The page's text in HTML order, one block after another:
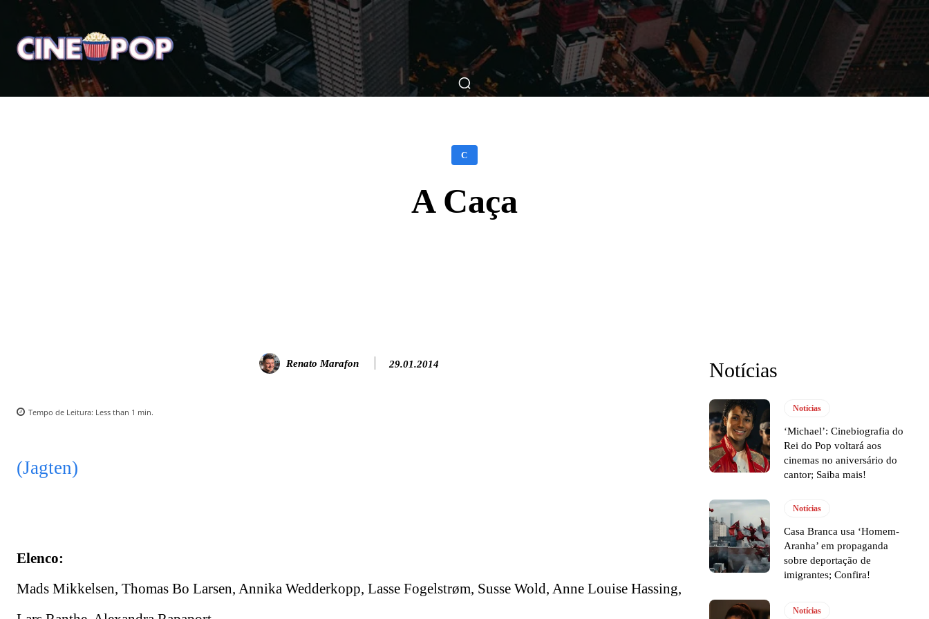
Home Notícias Críticas Breve Nos Cinemas Matérias Nos Cinemas Filmes Séries Música Gênero
C
A Caça
Renato Marafon 29.01.2014
Tempo de Leitura: Less than 1 min.
(Jagten)
Elenco:
Mads Mikkelsen, Thomas Bo Larsen, Annika Wedderkopp, Lasse Fogelstrøm, Susse Wold, Anne Louise Hassing,
Notícias
Notícias
‘Michael’: Cinebiografia do
Rei do Pop voltará aos
cinemas no aniversário do
cantor; Saiba mais!
Notícias
Casa Branca usa ‘Homem-
Aranha’ em propaganda
sobre deportação de
imigrantes; Confira!
Notícias